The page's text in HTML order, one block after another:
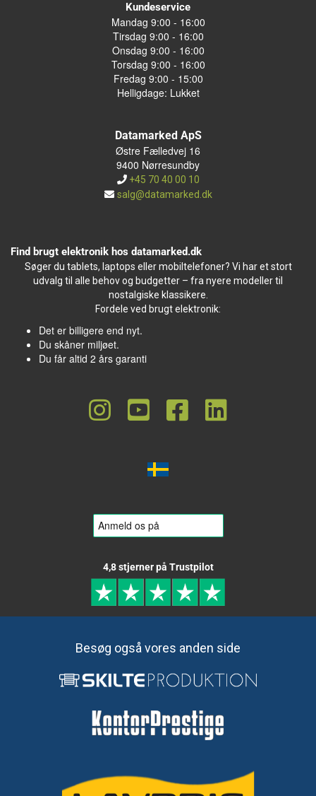
Kundeservice
Mandag 9:00 - 16:00
Tirsdag 9:00 - 16:00
Onsdag 9:00 - 16:00
Torsdag 9:00 - 16:00
Fredag 9:00 - 15:00
Helligdage: Lukket
Datamarked ApS
Østre Fælledvej 16
9400 Nørresundby
+45 70 40 00 10
salg@datamarked.dk
Find brugt elektronik hos datamarked.dk
Søger du tablets, laptops eller mobiltelefoner? Vi har et stort
udvalg til alle behov og budgetter – fra nyere modeller til
nostalgiske klassikere.
Fordele ved brugt elektronik:
Det er billigere end nyt.
Du skåner miljøet.
Du får altid 2 års garanti
4,8 stjerner på Trustpilot
Besøg også vores anden side